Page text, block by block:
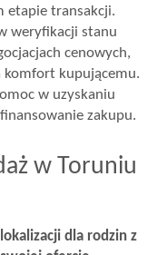
Opinie
etapie transakcji.
weryfikacji stanu
cenowych,
komfort kupującemu.
w uzyskaniu
zakupu.
w Toruniu
dla rodzin z